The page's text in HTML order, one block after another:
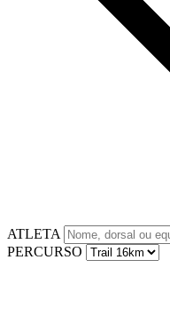
ATLETA
PERCURSO